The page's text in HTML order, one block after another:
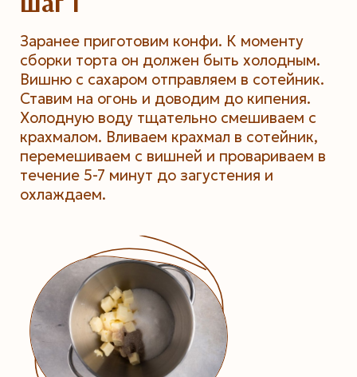
Заранее приготовим конфи. К моменту
сборки торта он должен быть холодным.
Вишню с сахаром отправляем в сотейник.
Ставим на огонь и доводим до кипения.
Холодную воду тщательно смешиваем с
крахмалом. Вливаем крахмал в сотейник,
перемешиваем с вишней и провариваем в
течение 5-7 минут до загустения и
охлаждаем.